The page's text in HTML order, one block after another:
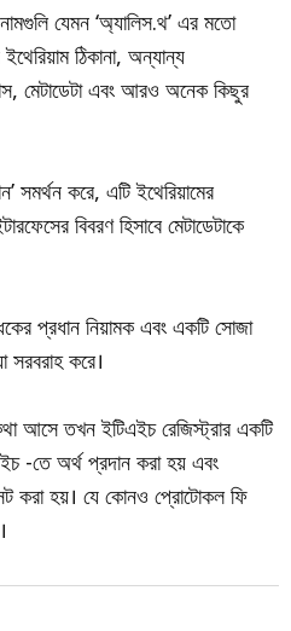
যেমন ‘অ্যালিস.থ’ এর মতো
ঠিকানা, অন্যান্য
মেটাডেটা এবং আরও অনেক কিছুর
সমর্থন করে, এটি ইথেরিয়ামের
বিবরণ হিসাবে মেটাডেটাকে
প্রধান নিয়ামক এবং একটি সোজা
সরবরাহ করে।
আসে তখন ইটিএইচ রেজিস্ট্রার একটি
-তে অর্থ প্রদান করা হয় এবং
করা হয়। যে কোনও প্রোটোকল ফি